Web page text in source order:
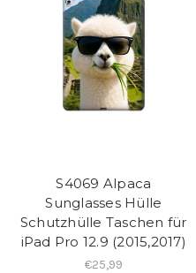
S4069 Alpaca
Sunglasses Hülle
Schutzhülle Taschen für
iPad Pro 12.9 (2015,2017)
€25,99